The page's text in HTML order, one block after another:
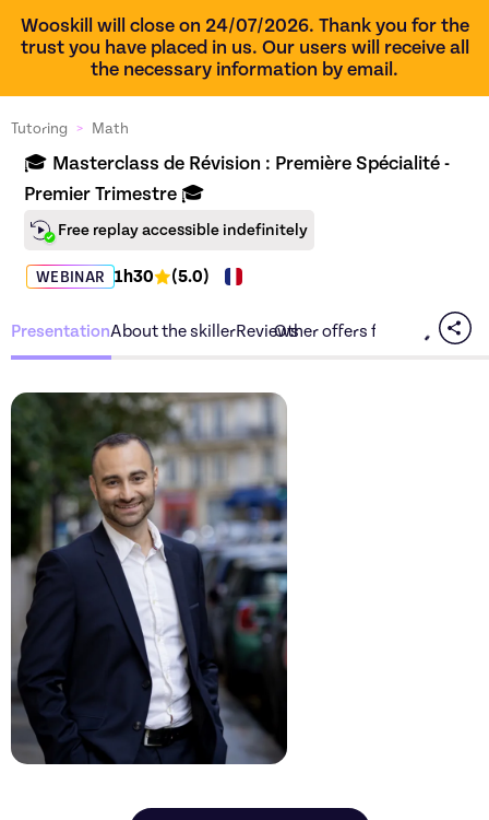
Wooskill will close on 24/07/2026. Thank you for the
trust you have placed in us. Our users will receive all
the necessary information by email.
Tutoring > Math
🎓 Masterclass de Révision : Première Spécialité -
Premier Trimestre 🎓
Free replay accessible indefinitely
WEBINAR 1h30 (5.0)
PresentationAbout the skillerReviewsOther offers from the skiller